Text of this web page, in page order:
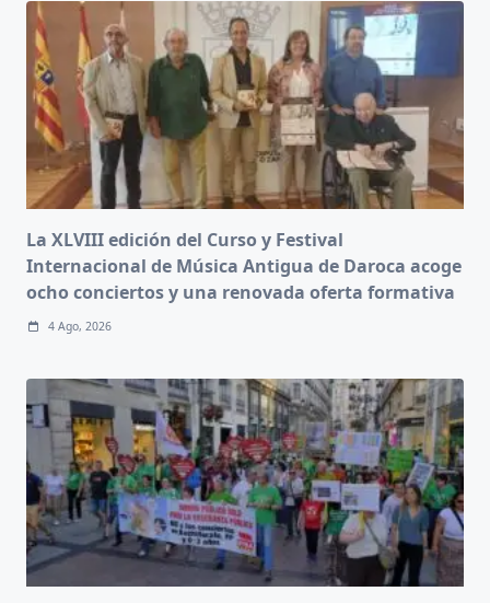
La XLVIII edición del Curso y Festival
Internacional de Música Antigua de Daroca acoge
ocho conciertos y una renovada oferta formativa
4 Ago, 2026